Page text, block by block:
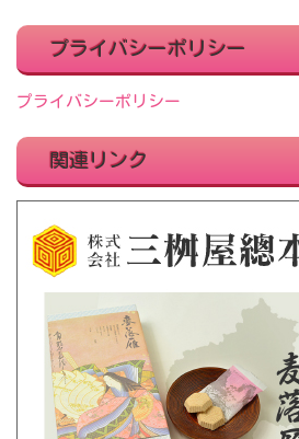
プライバシーポリシー
プライバシーポリシー
関連リンク